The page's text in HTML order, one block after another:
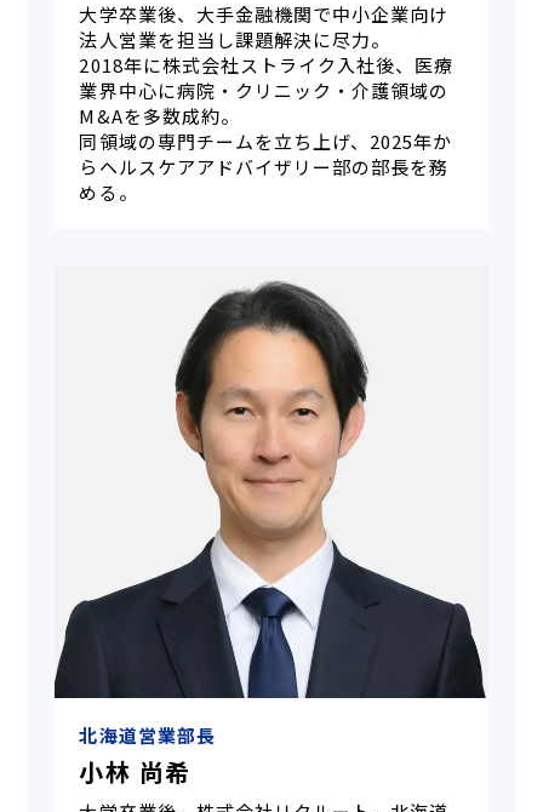
大学卒業後、大手金融機関で中小企業向け
法人営業を担当し課題解決に尽力。
2018年に株式会社ストライク入社後、医療
業界中心に病院・クリニック・介護領域の
M&Aを多数成約。
同領域の専門チームを立ち上げ、2025年か
らヘルスケアアドバイザリー部の部長を務
める。
北海道営業部長
小林 尚希